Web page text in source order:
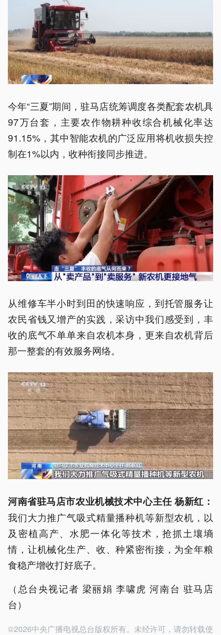
今年“三夏”期间，驻马店统筹调度各类配套农机具
97万台套，主要农作物耕种收综合机械化率达
91.15%，其中智能农机的广泛应用将机收损失控
制在1%以内，收种衔接同步推进。
从维修车半小时到田的快速响应，到托管服务让
农民省钱又增产的实践，采访中我们感受到，丰
收的底气不单单来自农机本身，更来自农机背后
那一整套的有效服务网络。
河南省驻马店市农业机械技术中心主任 杨新红 ：
我们大力推广气吸式精量播种机等新型农机，以
及密植高产、水肥一体化等技术，抢抓土壤墒
情，让机械化生产、收、种紧密衔接，为全年粮
食稳产增收打好底子。
（总台央视记者 梁丽娟 李啸虎 河南台 驻马店
台）
©2026中央广播电视总台版权所有。未经许可，请勿转载使